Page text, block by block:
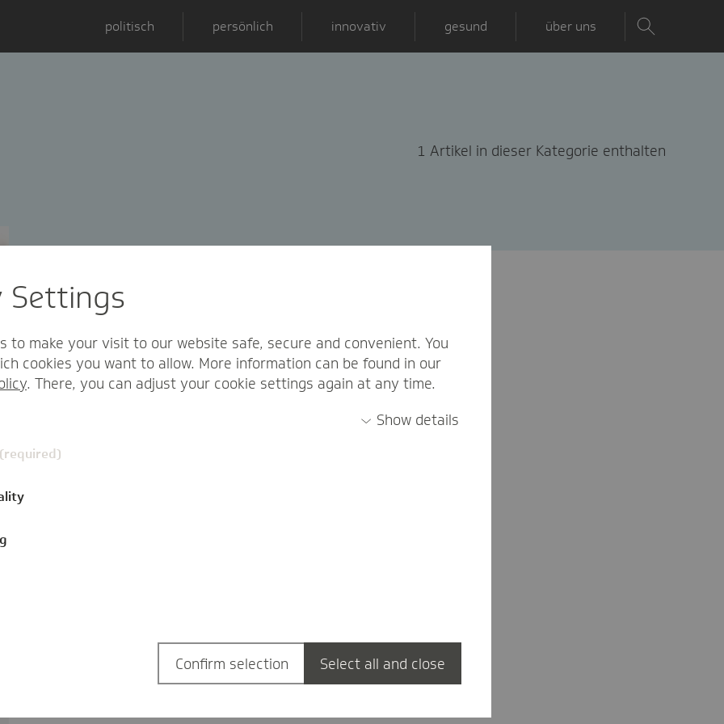
politisch persönlich innovativ gesund über uns
1 Artikel in dieser Kategorie enthalten
Settings
to make your visit to our website safe, secure and convenient. You
cookies you want to allow. More information can be found in our
. There, you can adjust your cookie settings again at any time.
Show details
Confirm selection Select all and close